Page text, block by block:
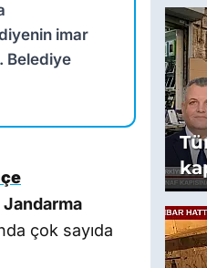
imar
Belediye
Jandarma
çok sayıda